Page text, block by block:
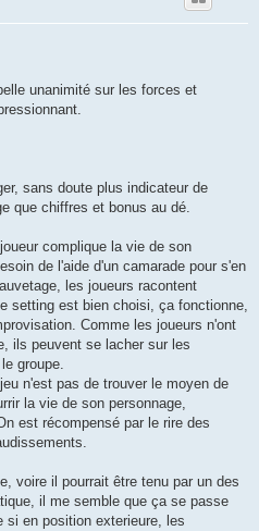
unanimité sur les forces et
sans doute plus indicateur de
que chiffres et bonus au dé.
complique la vie de son
de l'aide d'un camarade pour s'en
les joueurs racontent
setting est bien choisi, ça fonctionne,
Comme les joueurs n'ont
ils peuvent se lacher sur les
groupe.
n'est pas de trouver le moyen de
la vie de son personnage,
est récompensé par le rire des
voire il pourrait être tenu par un des
il me semble que ça se passe
si en position exterieure, les